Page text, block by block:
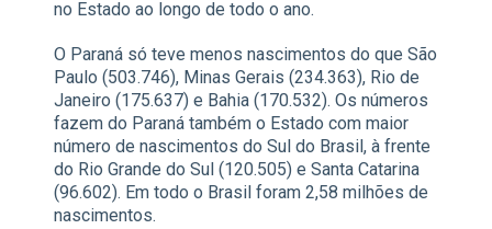
no Estado ao longo de todo o ano.
O Paraná só teve menos nascimentos do que São
Paulo (503.746), Minas Gerais (234.363), Rio de
Janeiro (175.637) e Bahia (170.532). Os números
fazem do Paraná também o Estado com maior
número de nascimentos do Sul do Brasil, à frente
do Rio Grande do Sul (120.505) e Santa Catarina
(96.602). Em todo o Brasil foram 2,58 milhões de
nascimentos.